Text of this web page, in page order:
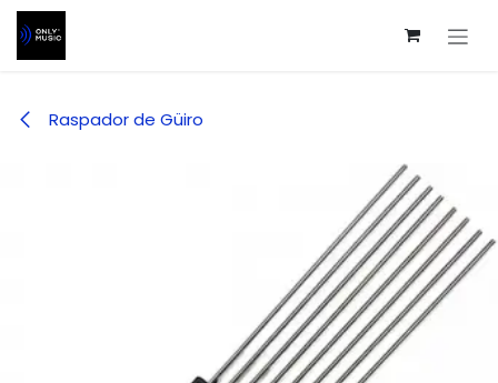
Ir al contenido
Raspador de Güiro